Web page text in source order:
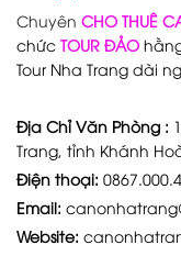
Chuyên CHO THUÊ
chức TOUR ĐẢO
Tour Nha Trang dài
Địa Chỉ Văn Phòng :
Trang, tỉnh Khánh
Điện thoại:
Email:
Website: